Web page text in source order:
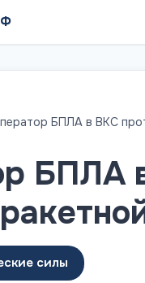
БПЛА в ВКС
БПЛА
силы